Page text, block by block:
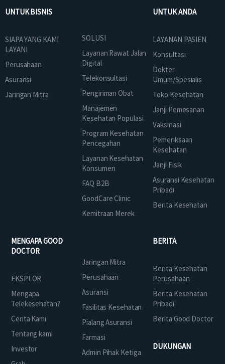
UNTUK BISNIS
SIAPA YANG KAMI
LAYANI
Perusahaan
Asuransi
Jaringan Mitra
SOLUSI
Layanan Rawat Jalan
Digital
Telekonsultasi
Pengiriman Obat
Manajemen
Kesehatan Populasi
Program Kesehatan
Pencegahan
Layanan Kesehatan
Konsumen
FAQ B2B
GoodCare Clinic
Kemitraan Merek
UNTUK ANDA
LAYANAN PASIEN
Konsultasi
Dokter
Umum/Spesialis
Toko Kesehatan
Janji Pemesanan
Vaksinasi
Pemeriksaan
Kesehatan
Janji Fisik
Asuransi Kesehatan
Pribadi
Berita Kesehatan
MENGAPA GOOD
DOCTOR
EKSPLOR
Mengapa
Telekesehatan?
Cerita Kami
Tentang kami
Investor
Jaringan Mitra
Perusahaan
Asuransi
Fasilitas Kesehatan
Pialang Asuransi
Farmasi
Admin Pihak Ketiga
BERITA
Berita Kesehatan
Perusahaan
Berita Kesehatan
Pribadi
Berita Good Doctor
DUKUNGAN